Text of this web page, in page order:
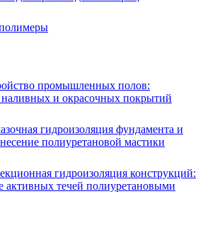
промышленных полов:
наливных и окрасочных покрытий
гидроизоляция фундамента и
полиуретановой мастики
гидроизоляция конструкций:
активных течей полиуретановыми